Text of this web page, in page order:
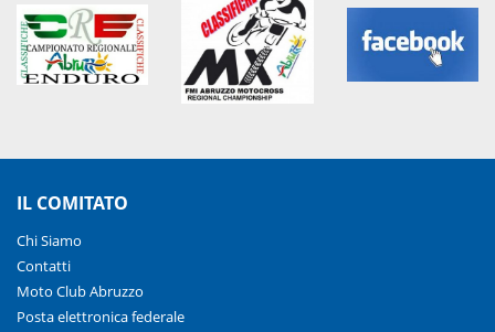
IL COMITATO
Chi Siamo
Contatti
Moto Club Abruzzo
Posta elettronica federale